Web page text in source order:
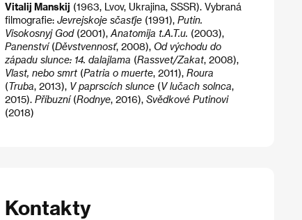
Vitalij Manskij (1963, Lvov, Ukrajina, SSSR). Vybraná
filmografie: Jevrejskoje sčasťje(1991), Putin.
Visokosnyj God(2001), Anatomija t.A.T.u. (2003),
Panenství(Děvstvennosť, 2008), Od východu do
západu slunce: 14. dalajlama (Rassvet/Zakat, 2008),
Vlast, nebo smrt(Patria o muerte, 2011), Roura
(Truba, 2013), V paprscích slunce(V lučach solnca,
2015). Příbuzní(Rodnye, 2016), Svědkové Putinovi
(2018)
Kontakty